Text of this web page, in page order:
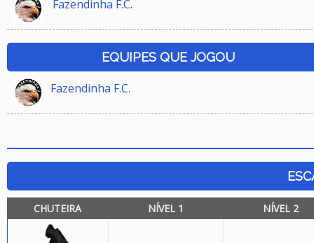
Fazendinha F.C.
EQUIPES QUE JOGOU
Fazendinha F.C.
CHUTEIRA NÍVEL 1 NÍVEL 2